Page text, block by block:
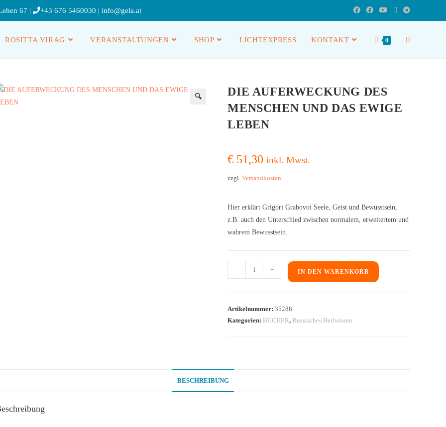
67 | +43 676 5460030 | info@gela.at
ROSITTA VIRAG VERANSTALTUNGEN SHOP LICHTEXPRESS KONTAKT 0
DIE AUFERWECKUNG DES
MENSCHEN UND DAS EWIGE
LEBEN
€ 51,30 inkl. Mwst.
zzgl.Versandkosten
Hier erklärt Grigori Grabovoi Seele, Geist und Bewusstsein,
z.B. auch den Unterschied zwischen normalem, erweitertem und
wahrem Bewusstsein.
- + IN DEN WARENKORB
Artikelnummer:35288
Kategorien: BÜCHER, Russisches Heilwissen
BESCHREIBUNG